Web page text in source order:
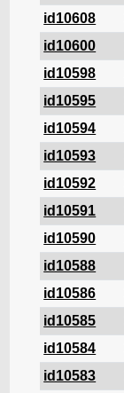
id10608
id10600
id10598
id10595
id10594
id10593
id10592
id10591
id10590
id10588
id10586
id10585
id10584
id10583